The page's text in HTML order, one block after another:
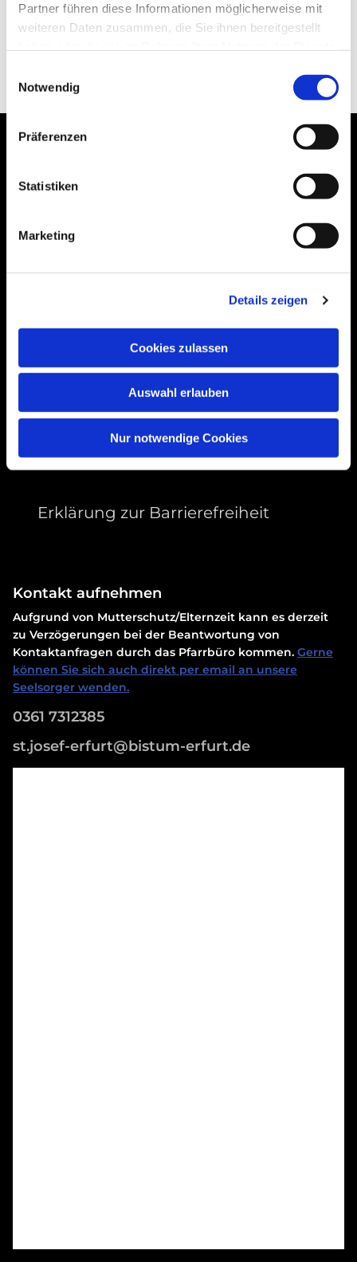
Partner führen diese Informationen möglicherweise mit
weiteren Daten zusammen, die Sie ihnen bereitgestellt
Notwendig
Präferenzen
Statistiken
Marketing
Details zeigen
Cookies zulassen
Auswahl erlauben
Nur notwendige Cookies
Bitte akzeptieren Sie Marketing-Cookies,
Accept cookies
Erklärung zur Barrierefreiheit
Kontakt aufnehmen
Aufgrund von Mutterschutz/Elternzeit kann es derzeit
zu Verzögerungen bei der Beantwortung von
Kontaktanfragen durch das Pfarrbüro kommen. Gerne
können Sie sich auch direkt per email an unsere
Seelsorger wenden.
0361 7312385
st.josef-erfurt@bistum-erfurt.de